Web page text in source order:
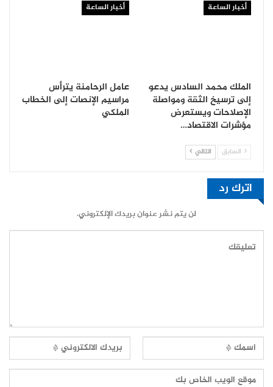
أخبار الساعة
الملك محمد السادس يدعو
إلى ترسيخ الثقة ومواصلة
الإصلاحات ويستعرض
مؤشرات الاقتصاد…
أخبار الساعة
عامل الرحامنة يترأس
مراسيم الإنصات إلى الخطاب
الملكي
السابق التالي
اترك رد
لن يتم نشر عنوان بريدك الإلكتروني.